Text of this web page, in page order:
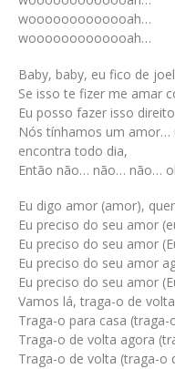
wooooooooooooah…
wooooooooooooah…
Baby, baby, eu fico de
Se isso te fizer me amar
Eu posso fazer isso
Nós tínhamos um
encontra todo dia,
Então não… não… não…
Eu digo amor (amor),
Eu preciso do seu amor
Eu preciso do seu amor
Eu preciso do seu amor
Eu preciso do seu amor
Vamos lá, traga-o de
Traga-o para casa (traga-
Traga-o de volta agora
Traga-o de volta (traga-o